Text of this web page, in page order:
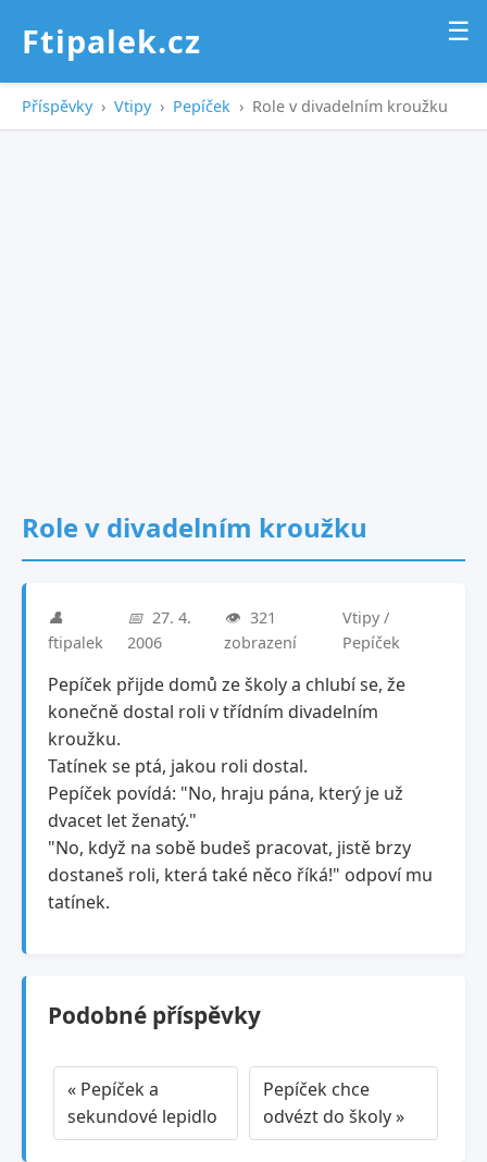
Ftipalek.cz ☰
Příspěvky › Vtipy › Pepíček › Role v divadelním kroužku
Role v divadelním kroužku
👤
ftipalek
📅 27. 4.
2006
👁️ 321
zobrazení
Vtipy /
Pepíček
Pepíček přijde domů ze školy a chlubí se, že
konečně dostal roli v třídním divadelním
kroužku.
Tatínek se ptá, jakou roli dostal.
Pepíček povídá: "No, hraju pána, který je už
dvacet let ženatý."
"No, když na sobě budeš pracovat, jistě brzy
dostaneš roli, která také něco říká!" odpoví mu
tatínek.
Podobné příspěvky
« Pepíček a
sekundové lepidlo
Pepíček chce
odvézt do školy »